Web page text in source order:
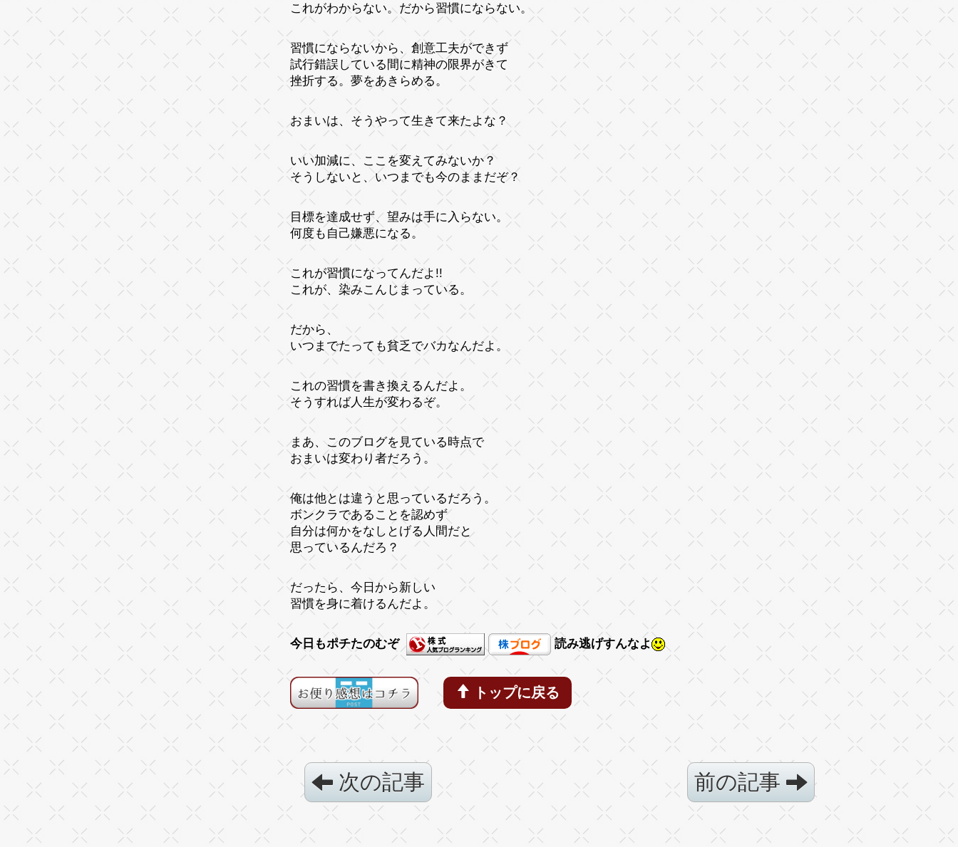
これがわからない。だから習慣にならない。
習慣にならないから、創意工夫ができず
試行錯誤している間に精神の限界がきて
挫折する。夢をあきらめる。
おまいは、そうやって生きて来たよな？
いい加減に、ここを変えてみないか？
そうしないと、いつまでも今のままだぞ？
目標を達成せず、望みは手に入らない。
何度も自己嫌悪になる。
これが習慣になってんだよ!!
これが、染みこんじまっている。
だから、
いつまでたっても貧乏でバカなんだよ。
これの習慣を書き換えるんだよ。
そうすれば人生が変わるぞ。
まあ、このブログを見ている時点で
おまいは変わり者だろう。
俺は他とは違うと思っているだろう。
ボンクラであることを認めず
自分は何かをなしとげる人間だと
思っているんだろ？
だったら、今日から新しい
習慣を身に着けるんだよ。
今日もポチたのむぞ 読み逃げすんなよ
トップに戻る
次の記事 前の記事